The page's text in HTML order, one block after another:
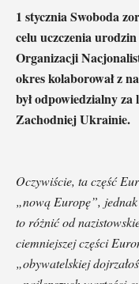
1 stycznia Swoboda
celu uczczenia
Organizacji
okres kolaborował z
był odpowiedzialny
Zachodniej Ukrainie.
Oczywiście, ta część
„nową Europę”,
to różnić od
ciemniejszej części
„obywatelskiej